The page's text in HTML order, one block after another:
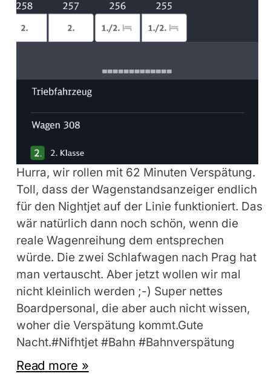
Hurra, wir rollen mit 62 Minuten Verspätung.
Toll, dass der Wagenstandsanzeiger endlich
für den Nightjet auf der Linie funktioniert. Das
wär natürlich dann noch schön, wenn die
reale Wagenreihung dem entsprechen
würde. Die zwei Schlafwagen nach Prag hat
man vertauscht. Aber jetzt wollen wir mal
nicht kleinlich werden ;-) Super nettes
Boardpersonal, die aber auch nicht wissen,
woher die Verspätung kommt.Gute
Nacht.#Nifhtjet #Bahn #Bahnverspätung
Read more »